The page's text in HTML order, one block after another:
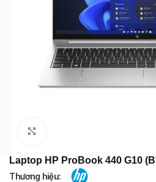
Laptop HP ProBook 440 G10
Thương hiệu: